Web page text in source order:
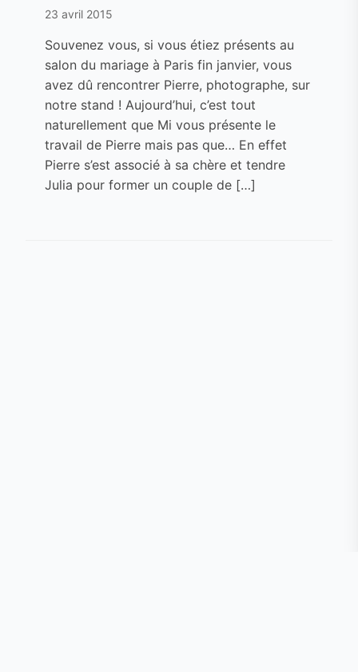
23 avril 2015
Souvenez vous, si vous étiez présents au
salon du mariage à Paris fin janvier, vous
avez dû rencontrer Pierre, photographe, sur
notre stand ! Aujourd’hui, c’est tout
naturellement que Mi vous présente le
travail de Pierre mais pas que… En effet
Pierre s’est associé à sa chère et tendre
Julia pour former un couple de […]